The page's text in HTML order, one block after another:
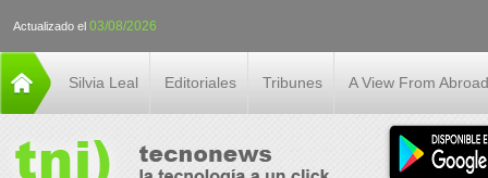
Actualizado el 03/08/2026
Silvia Leal Editoriales Tribunes A View From Abroad